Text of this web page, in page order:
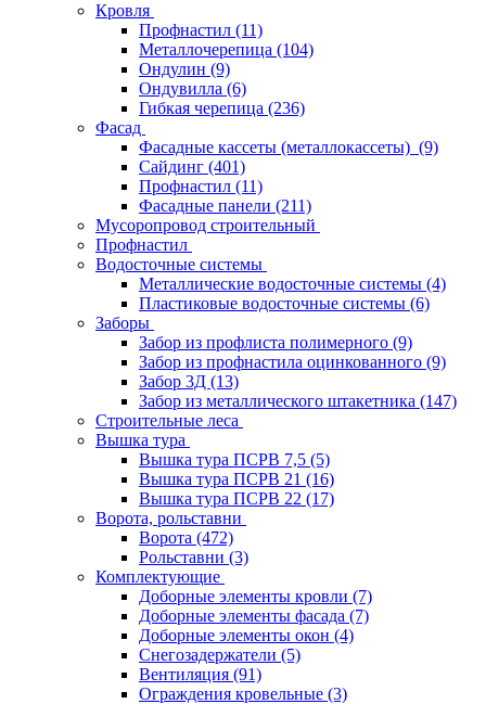
Кровля
Профнастил (11)
Металлочерепица (104)
Ондулин (9)
Ондувилла (6)
Гибкая черепица (236)
Фасад
Фасадные кассеты (металлокассеты) (9)
Сайдинг (401)
Профнастил (11)
Фасадные панели (211)
Мусоропровод строительный
Профнастил
Водосточные системы
Металлические водосточные системы (4)
Пластиковые водосточные системы (6)
Заборы
Забор из профлиста полимерного (9)
Забор из профнастила оцинкованного (9)
Забор 3Д (13)
Забор из металлического штакетника (147)
Строительные леса
Вышка тура
Вышка тура ПСРВ 7,5 (5)
Вышка тура ПСРВ 21 (16)
Вышка тура ПСРВ 22 (17)
Ворота, рольставни
Ворота (472)
Рольставни (3)
Комплектующие
Доборные элементы кровли (7)
Доборные элементы фасада (7)
Доборные элементы окон (4)
Снегозадержатели (5)
Вентиляция (91)
Ограждения кровельные (3)